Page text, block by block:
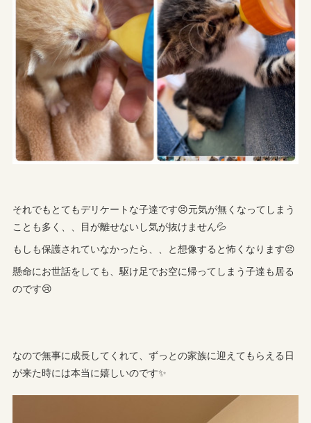
それでもとてもデリケートな子達です😣元気が無くなってしまう
ことも多く、、目が離せないし気が抜けません💦
もしも保護されていなかったら、、と想像すると怖くなります😣
懸命にお世話をしても、駆け足でお空に帰ってしまう子達も居る
のです😢
なので無事に成長してくれて、ずっとの家族に迎えてもらえる日
が来た時には本当に嬉しいのです✨